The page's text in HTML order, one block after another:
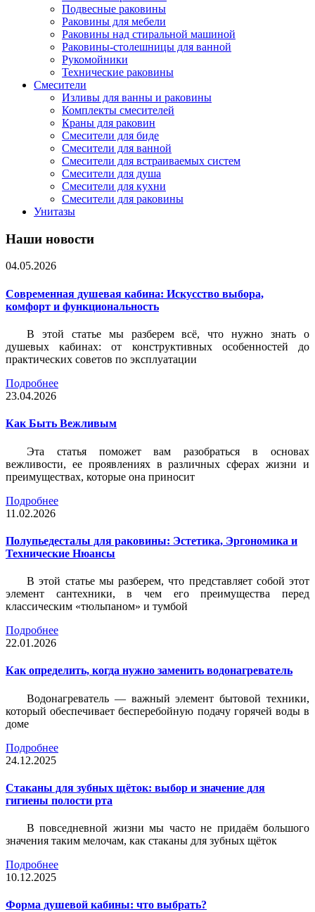
Подвесные раковины
Раковины для мебели
Раковины над стиральной машиной
Раковины-столешницы для ванной
Рукомойники
Технические раковины
Смесители
Изливы для ванны и раковины
Комплекты смесителей
Краны для раковин
Смесители для биде
Смесители для ванной
Смесители для встраиваемых систем
Смесители для душа
Смесители для кухни
Смесители для раковины
Унитазы
Наши новости
04.05.2026
Современная душевая кабина: Искусство выбора,
комфорт и функциональность
В этой статье мы разберем всё, что нужно знать о
душевых кабинах: от конструктивных особенностей до
практических советов по эксплуатации
Подробнее
23.04.2026
Как Быть Вежливым
Эта статья поможет вам разобраться в основах
вежливости, ее проявлениях в различных сферах жизни и
преимуществах, которые она приносит
Подробнее
11.02.2026
Полупьедесталы для раковины: Эстетика, Эргономика и
Технические Нюансы
В этой статье мы разберем, что представляет собой этот
элемент сантехники, в чем его преимущества перед
классическим «тюльпаном» и тумбой
Подробнее
22.01.2026
Как определить, когда нужно заменить водонагреватель
Водонагреватель — важный элемент бытовой техники,
который обеспечивает бесперебойную подачу горячей воды в
доме
Подробнее
24.12.2025
Стаканы для зубных щёток: выбор и значение для
гигиены полости рта
В повседневной жизни мы часто не придаём большого
значения таким мелочам, как стаканы для зубных щёток
Подробнее
10.12.2025
Форма душевой кабины: что выбрать?